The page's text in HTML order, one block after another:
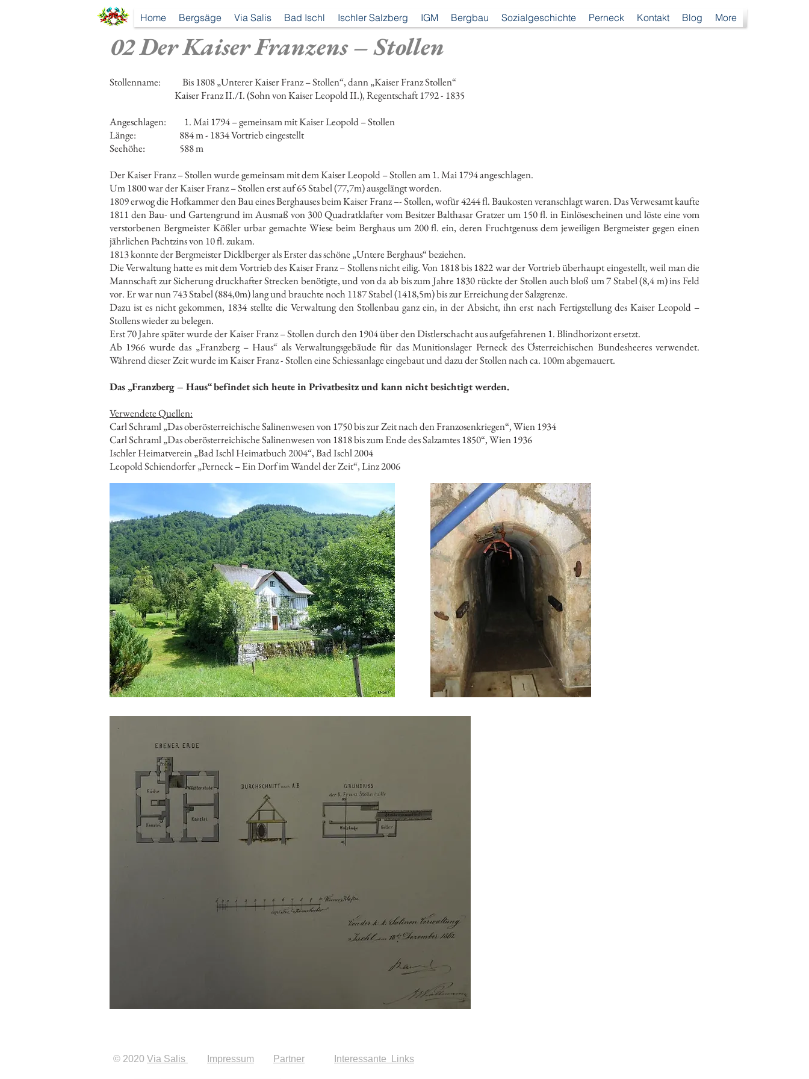
Home Bergsäge Via Salis Bad Ischl Ischler Salzberg IGM Bergbau Sozialgeschichte Perneck Kontakt Blog More
02 Der Kaiser Franzens – Stollen
Stollenname: Bis 1808 „Unterer Kaiser Franz – Stollen“, dann „Kaiser Franz Stollen“
Kaiser Franz II./I. (Sohn von Kaiser Leopold II.), Regentschaft 1792 - 1835
Angeschlagen: 1. Mai 1794 – gemeinsam mit Kaiser Leopold – Stollen
Länge: 884 m - 1834 Vortrieb eingestellt
Seehöhe: 588 m
Der Kaiser Franz – Stollen wurde gemeinsam mit dem Kaiser Leopold – Stollen am 1. Mai 1794 angeschlagen.
Um 1800 war der Kaiser Franz – Stollen erst auf 65 Stabel (77,7m) ausgelängt worden.
1809 erwog die Hofkammer den Bau eines Berghauses beim Kaiser Franz –- Stollen, wofür 4244 fl. Baukosten veranschlagt waren. Das Verwesamt kaufte
1811 den Bau- und Gartengrund im Ausmaß von 300 Quadratklafter vom Besitzer Balthasar Gratzer um 150 fl. in Einlösescheinen und löste eine vom
verstorbenen Bergmeister Kößler urbar gemachte Wiese beim Berghaus um 200 fl. ein, deren Fruchtgenuss dem jeweiligen Bergmeister gegen einen
jährlichen Pachtzins von 10 fl. zukam.
1813 konnte der Bergmeister Dicklberger als Erster das schöne „Untere Berghaus“ beziehen.
Die Verwaltung hatte es mit dem Vortrieb des Kaiser Franz – Stollens nicht eilig. Von 1818 bis 1822 war der Vortrieb überhaupt eingestellt, weil man die
Mannschaft zur Sicherung druckhafter Strecken benötigte, und von da ab bis zum Jahre 1830 rückte der Stollen auch bloß um 7 Stabel (8,4 m) ins Feld
vor. Er war nun 743 Stabel (884,0m) lang und brauchte noch 1187 Stabel (1418,5m) bis zur Erreichung der Salzgrenze.
Dazu ist es nicht gekommen, 1834 stellte die Verwaltung den Stollenbau ganz ein, in der Absicht, ihn erst nach Fertigstellung des Kaiser Leopold –
Stollens wieder zu belegen.
Erst 70 Jahre später wurde der Kaiser Franz – Stollen durch den 1904 über den Distlerschacht aus aufgefahrenen 1. Blindhorizont ersetzt.
Ab 1966 wurde das „Franzberg – Haus“ als Verwaltungsgebäude für das Munitionslager Perneck des Österreichischen Bundesheeres verwendet.
Während dieser Zeit wurde im Kaiser Franz - Stollen eine Schiessanlage eingebaut und dazu der Stollen nach ca. 100m abgemauert.
Das „Franzberg – Haus“ befindet sich heute in Privatbesitz und kann nicht besichtigt werden.
Verwendete Quellen:
Carl Schraml „Das oberösterreichische Salinenwesen von 1750 bis zur Zeit nach den Franzosenkriegen“, Wien 1934
Carl Schraml „Das oberösterreichische Salinenwesen von 1818 bis zum Ende des Salzamtes 1850“, Wien 1936
Ischler Heimatverein „Bad Ischl Heimatbuch 2004“, Bad Ischl 2004
Leopold Schiendorfer „Perneck – Ein Dorf im Wandel der Zeit“, Linz 2006
© 2020 Via Salis Impressum Partner Interessante Links